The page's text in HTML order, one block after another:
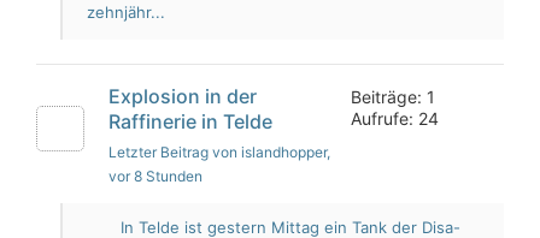
zehnjähr...
Explosion in der
Raffinerie in Telde
Letzter Beitrag von islandhopper,
vor 8 Stunden
Beiträge: 1
Aufrufe: 24
In Telde ist gestern Mittag ein Tank der Disa-